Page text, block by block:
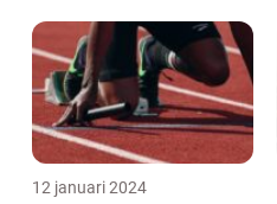
12 januari 2024